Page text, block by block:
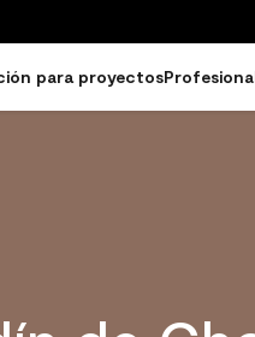
para proyectos